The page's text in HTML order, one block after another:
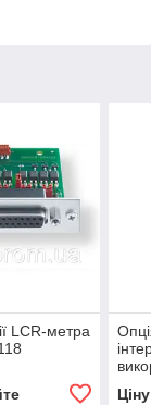
LCR-метра